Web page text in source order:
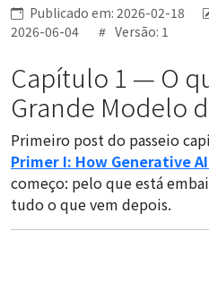
Publicado em: 2026-02-18
2026-06-04
Versão: 1
Capítulo 1 — O
Grande Modelo
Primeiro post do passeio
Primer I: How Generative
começo: pelo que está
tudo o que vem depois.